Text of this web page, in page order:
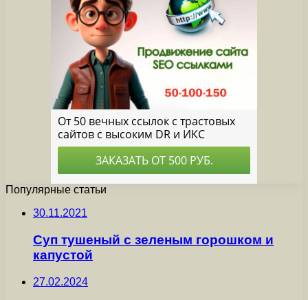
Популярные статьи
30.11.2021
Суп тушеный с зеленым горошком и
капустой
27.02.2024